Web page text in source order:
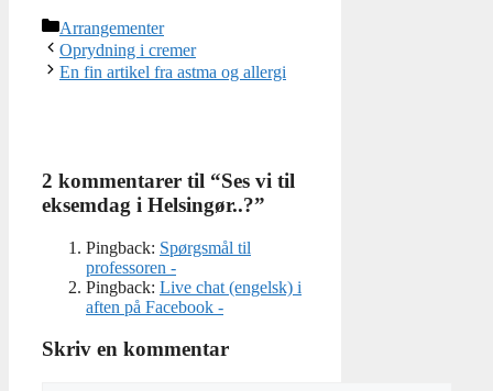
Kategorier
Arrangementer
Oprydning i cremer
En fin artikel fra astma og allergi
2 kommentarer til “Ses vi til
eksemdag i Helsingør..?”
Pingback: Spørgsmål til
professoren -
Pingback: Live chat (engelsk) i
aften på Facebook -
Skriv en kommentar